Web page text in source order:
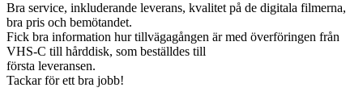
Bra service, inkluderande leverans, kvalitet på de digitala filmerna,
bra pris och bemötandet.
Fick bra information hur tillvägagången är med överföringen från
VHS-C till hårddisk, som beställdes till
första leveransen.
Tackar för ett bra jobb!